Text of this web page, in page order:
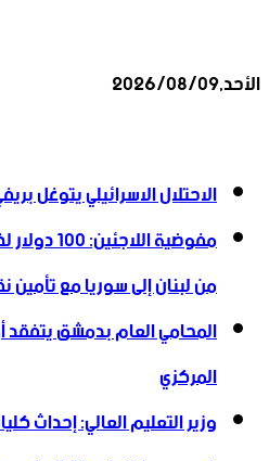
الأحد,2026/08/09
الاحتلال الاسرائيلي يتوغل
مفوضية
من لبنان إلى سوريا مع تأمين
المحامي العام بدمشق
المركزي
وزير التعليم العالي: إحداث